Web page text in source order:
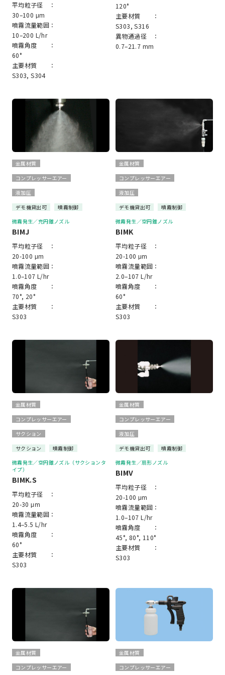
平均粒子径 ：
30–100 μm
噴霧流量範囲：
10–200 L/hr
噴霧角度 ：
60°
主要材質 ：
S303, S304
120°
主要材質 ：
S303, S316
異物通過径 ：
0.7–21.7 mm
金属材質
コンプレッサーエアー
液加圧
デモ機貸出可
噴霧制御
微霧発生／充円錐ノズル
BIMJ
平均粒子径 ：
20-100 μm
噴霧流量範囲：
1.0–107 L/hr
噴霧角度 ：
70°, 20°
主要材質 ：
S303
金属材質
コンプレッサーエアー
液加圧
デモ機貸出可
噴霧制御
微霧発生／空円錐ノズル
BIMK
平均粒子径 ：
20-100 μm
噴霧流量範囲：
2.0–107 L/hr
噴霧角度 ：
60°
主要材質 ：
S303
金属材質
コンプレッサーエアー
サクション
サクション
噴霧制御
微霧発生／空円錐ノズル（サクションタ
イプ）
BIMK.S
平均粒子径 ：
20-30 μm
噴霧流量範囲：
1.4–5.5 L/hr
噴霧角度 ：
60°
主要材質 ：
S303
金属材質
コンプレッサーエアー
液加圧
デモ機貸出可
噴霧制御
微霧発生／扇形ノズル
BIMV
平均粒子径 ：
20-100 μm
噴霧流量範囲：
1.0–107 L/hr
噴霧角度 ：
45°, 80°, 110°
主要材質 ：
S303
金属材質
コンプレッサーエアー
金属材質
コンプレッサーエアー